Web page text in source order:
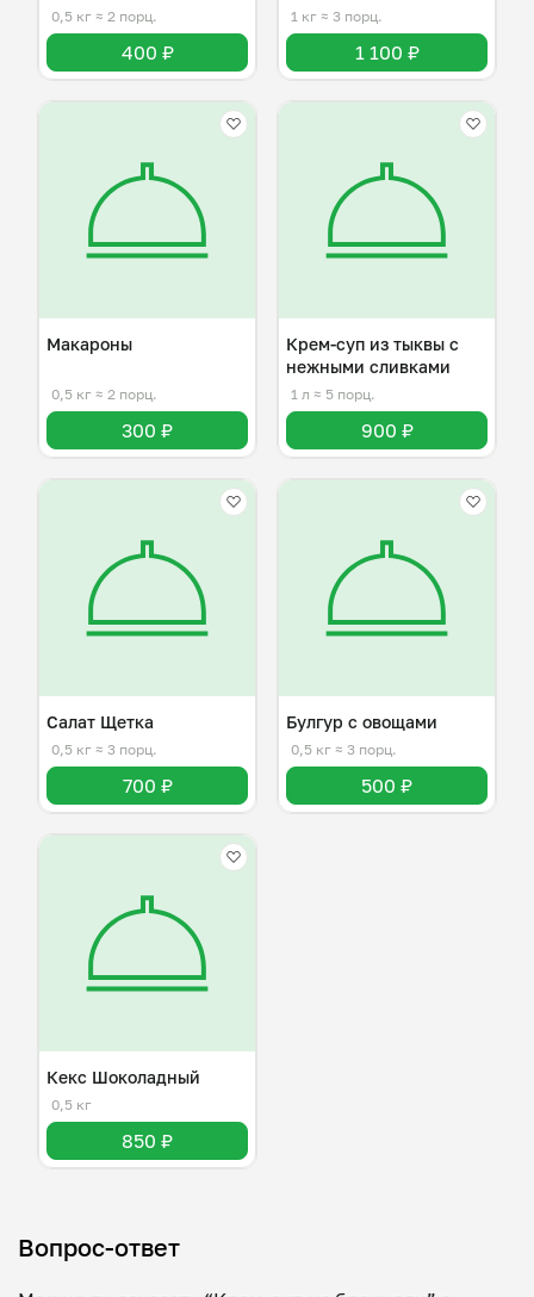
0,5 кг ≈ 2 порц.
400 ₽
грудкой
1 кг ≈ 3 порц.
1 100 ₽
Макароны
0,5 кг ≈ 2 порц.
300 ₽
Крем-суп из тыквы с
нежными сливками
1 л ≈ 5 порц.
900 ₽
Салат Щетка
0,5 кг ≈ 3 порц.
700 ₽
Булгур с овощами
0,5 кг ≈ 3 порц.
500 ₽
Кекс Шоколадный
0,5 кг
850 ₽
Вопрос-ответ